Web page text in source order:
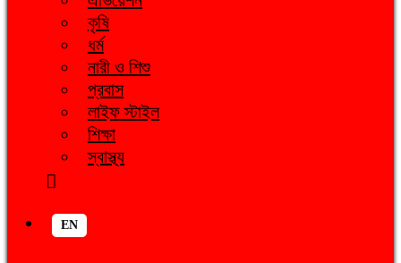
কৃষি
ধর্ম
নারী ও শিশু
প্রবাস
লাইফ স্টাইল
শিক্ষা
স্বাস্থ্য
EN